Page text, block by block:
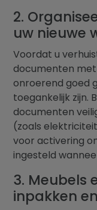
2.
uw nieuwe
Voordat u
documenten
onroerend goed
toegankelijk zijn.
documenten
(zoals
voor activering
ingesteld
3. Meubels
inpakken